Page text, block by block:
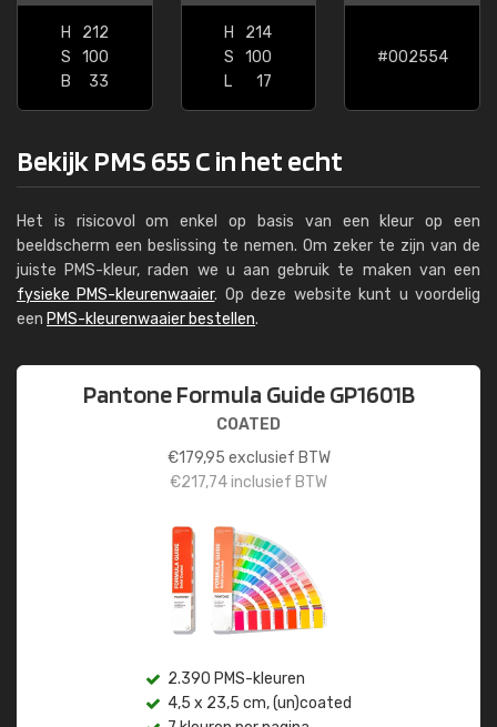
H
212
S
100
B
33
H
214
S
100
L
17
#002554
Bekijk PMS 655 C in het echt
Het is risicovol om enkel op basis van een kleur op een
beeldscherm een beslissing te nemen. Om zeker te zijn van de
juiste PMS-kleur, raden we u aan gebruik te maken van een
fysieke PMS-kleurenwaaier. Op deze website kunt u voordelig
een PMS-kleurenwaaier bestellen.
Pantone Formula Guide GP1601B
COATED
€179,95 exclusief BTW
€217,74inclusief BTW
2.390 PMS-kleuren
4,5 x 23,5 cm, (un)coated